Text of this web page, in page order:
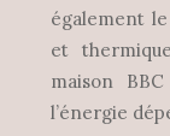
également
et
maison
l’énergie